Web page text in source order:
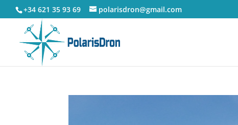
+34 621 35 93 69 polarisdron@gmail.com